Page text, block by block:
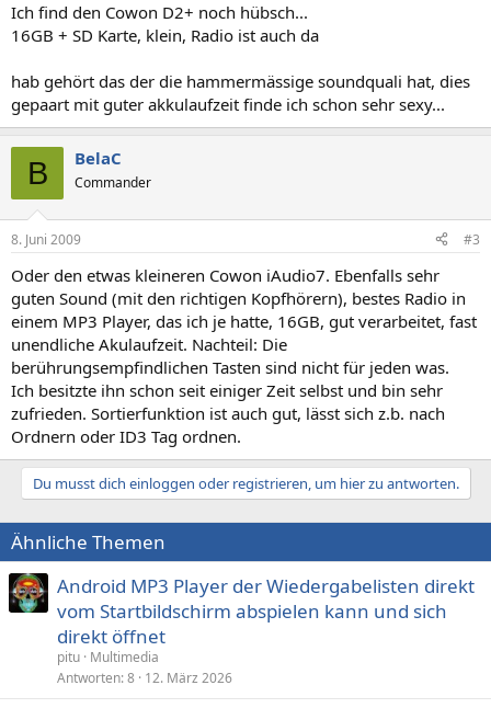
Ich find den Cowon D2+ noch hübsch...
16GB + SD Karte, klein, Radio ist auch da
hab gehört das der die hammermässige soundquali hat, dies
gepaart mit guter akkulaufzeit finde ich schon sehr sexy...
B BelaC
Commander
8. Juni 2009 #3
Oder den etwas kleineren Cowon iAudio7. Ebenfalls sehr
guten Sound (mit den richtigen Kopfhörern), bestes Radio in
einem MP3 Player, das ich je hatte, 16GB, gut verarbeitet, fast
unendliche Akulaufzeit. Nachteil: Die
berührungsempfindlichen Tasten sind nicht für jeden was.
Ich besitzte ihn schon seit einiger Zeit selbst und bin sehr
zufrieden. Sortierfunktion ist auch gut, lässt sich z.b. nach
Ordnern oder ID3 Tag ordnen.
Du musst dich einloggen oder registrieren, um hier zu antworten.
Ähnliche Themen
Android MP3 Player der Wiedergabelisten direkt
vom Startbildschirm abspielen kann und sich
direkt öffnet
pitu Multimedia
Antworten 8 12. März 2026